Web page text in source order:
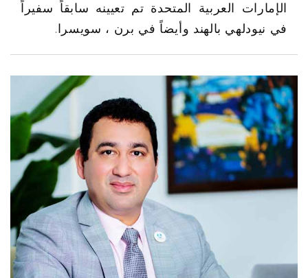
الإمارات العربية المتحدة تم تعيينه سابقاً سفيراً
في نيودلهي بالهند وأيضاً في برن ، سويسرا.